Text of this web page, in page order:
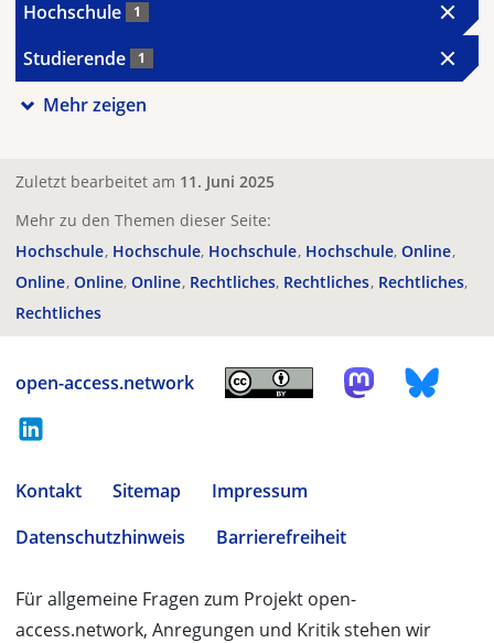
Hochschule 1
Studierende 1
Mehr zeigen
Zuletzt bearbeitet am 11. Juni 2025
Mehr zu den Themen dieser Seite:
Hochschule Hochschule Hochschule Hochschule Online
Online Online Online Rechtliches Rechtliches Rechtliches
Rechtliches
open-access.network
Kontakt Sitemap
Impressum
Datenschutzhinweis
Barrierefreiheit
Für allgemeine Fragen zum Projekt open-
access.network, Anregungen und Kritik stehen wir